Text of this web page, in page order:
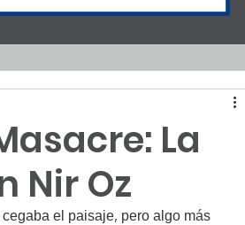
La
Nir Oz
el paisaje, pero algo más